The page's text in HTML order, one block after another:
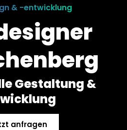
& -entwicklung
Gestaltung &
anfragen